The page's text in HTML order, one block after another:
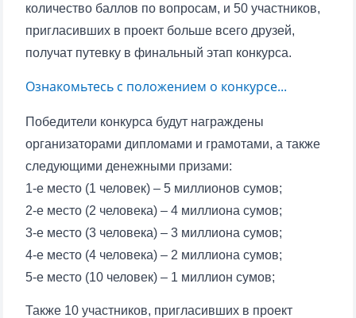
Ваше имя и фамилия
количество баллов по вопросам, и 50 участников,
пригласивших в проект больше всего друзей,
получат путевку в финальный этап конкурса.
Ознакомьтесь с положением о конкурсе...
Победители конкурса будут награждены
организаторами дипломами и грамотами, а также
следующими денежными призами:
1-е место (1 человек) – 5 миллионов сумов;
2-е место (2 человека) – 4 миллиона сумов;
3-е место (3 человека) – 3 миллиона сумов;
4-е место (4 человека) – 2 миллиона сумов;
5-е место (10 человек) – 1 миллион сумов;
Также 10 участников, пригласивших в проект